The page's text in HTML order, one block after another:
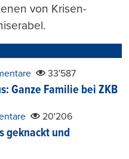
von Krisen-
33'587
Ganze Familie bei ZKB
20'206
geknackt und